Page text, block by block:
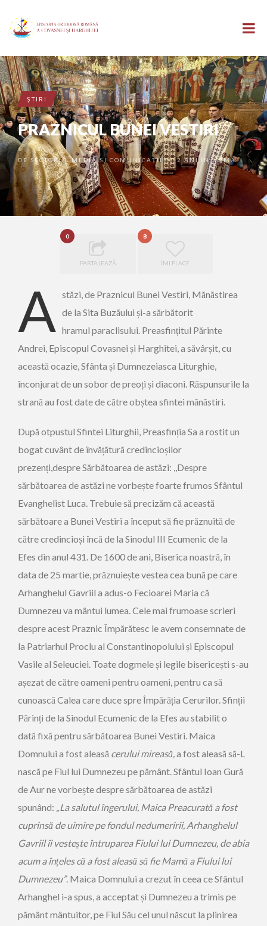
ŞTIRI
PRAZNICUL BUNEI VESTIRI
DE SECTORUL MEDIA ȘI COMUNICAȚII •2 ANI ÎN URMĂ
0
PARTAJEAZĂ
8
ÎMI PLACE
A stăzi, de Praznicul Bunei Vestiri, Mănăstirea
de la Sita Buzăului și-a sărbătorit
hramul paraclisului. Preasfințitul Părinte
Andrei, Episcopul Covasnei și Harghitei, a săvârșit, cu
această ocazie, Sfânta și Dumnezeiasca Liturghie,
înconjurat de un sobor de preoți și diaconi. Răspunsurile la
strană au fost date de către obștea sfintei mănăstiri.
După otpustul Sfintei Liturghii, Preasfinția Sa a rostit un
bogat cuvânt de învățătură credincioșilor
prezenți,despre Sărbătoarea de astăzi: ,,Despre
sărbătoarea de astăzi ne vorbește foarte frumos Sfântul
Evanghelist Luca. Trebuie să precizăm că această
sărbătoare a Bunei Vestiri a început să fie prăznuită de
către credincioși încă de la Sinodul III Ecumenic de la
Efes din anul 431. De 1600 de ani, Biserica noastră, în
data de 25 martie, prăznuiește vestea cea bună pe care
Arhanghelul Gavriil a adus-o Fecioarei Maria că
Dumnezeu va mântui lumea. Cele mai frumoase scrieri
despre acest Praznic Împărătesc le avem consemnate de
la Patriarhul Proclu al Constantinopolului și Episcopul
Vasile al Seleuciei. Toate dogmele și legile bisericești s-au
așezat de către oameni pentru oameni, pentru ca să
cunoască Calea care duce spre Împărăția Cerurilor. Sfinții
Părinți de la Sinodul Ecumenic de la Efes au stabilit o
dată fixă pentru sărbătoarea Bunei Vestiri. Maica
Domnului a fost aleasă cerului mireasă,a fost aleasă să-L
nască pe Fiul lui Dumnezeu pe pământ. Sfântul Ioan Gură
de Aur ne vorbește despre sărbătoarea de astăzi
spunând: „La salutul îngerului, Maica Preacurată a fost
cuprinsă de uimire pe fondul nedumeririi, Arhanghelul
Gavriil îi vestește întruparea Fiului lui Dumnezeu, de abia
acum a înțeles că a fost aleasă să fie Mamă a Fiului lui
Dumnezeu”. Maica Domnului a crezut în ceea ce Sfântul
Arhanghel i-a spus, a acceptat și Dumnezeu a trimis pe
pământ mântuitor, pe Fiul Său cel unul născut la plinirea